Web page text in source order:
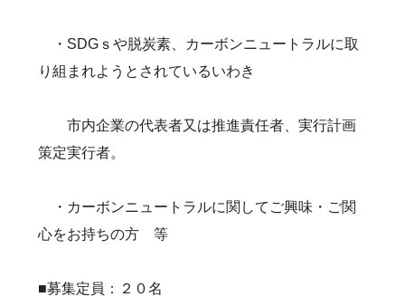
・SDGｓや脱炭素、カーボンニュートラルに取
り組まれようとされているいわき
市内企業の代表者又は推進責任者、実行計画
策定実行者。
・カーボンニュートラルに関してご興味・ご関
心をお持ちの方 等
■募集定員：２０名